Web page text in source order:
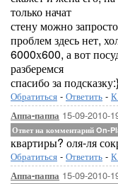
только начат
стену можно
проблем здесь нет,
6000х600, а вот
разберемся
спасибо за
Обратиться - Ответить - К
Аппа-паппа 15-09-2010-
Ответ на комментарий On-
квартиры? оля-ля
Обратиться - Ответить - К
Аппа-паппа 15-09-2010-